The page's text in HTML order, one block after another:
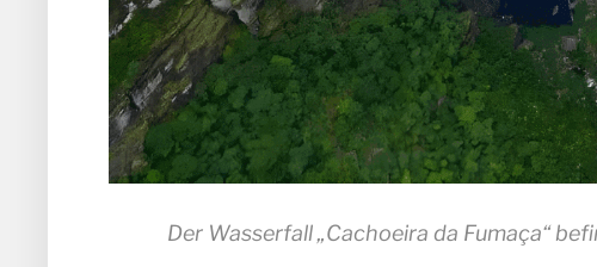
Der Wasserfall „Cachoeira da Fumaça“